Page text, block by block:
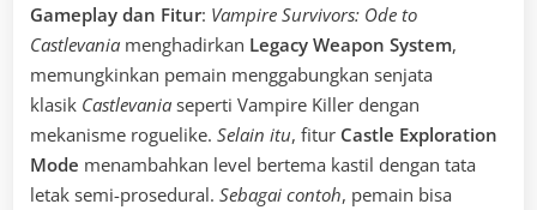
Gameplay dan Fitur: Vampire Survivors: Ode to
Castlevania menghadirkan Legacy Weapon System,
memungkinkan pemain menggabungkan senjata
klasik Castlevania seperti Vampire Killer dengan
mekanisme roguelike. Selain itu, fitur Castle Exploration
Mode menambahkan level bertema kastil dengan tata
letak semi-prosedural. Sebagai contoh, pemain bisa